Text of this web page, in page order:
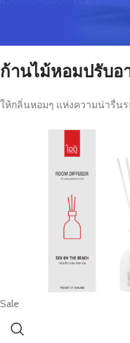
ก้านไม้หอมปรับอ
ให้กลิ่นหอมๆ แห่งความน่ารื่น
Sale